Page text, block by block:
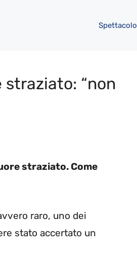
Spettacolo
“non
straziato. Come
raro, uno dei
stato accertato un